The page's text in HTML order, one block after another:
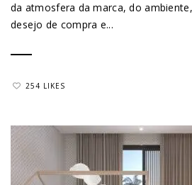
da atmosfera da marca, do
desejo de compra e...
254 LIKES